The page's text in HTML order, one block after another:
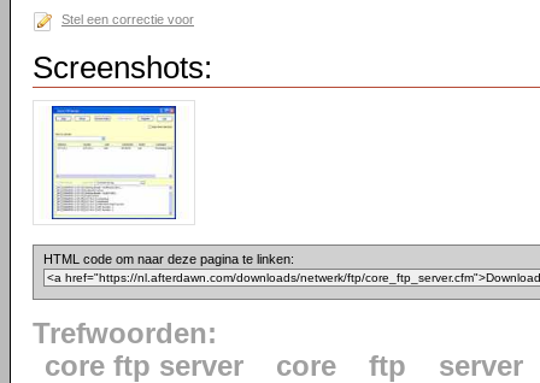
Stel een correctie voor
Screenshots:
HTML code om naar deze pagina te linken:
Trefwoorden:
core ftp server
core ftp server